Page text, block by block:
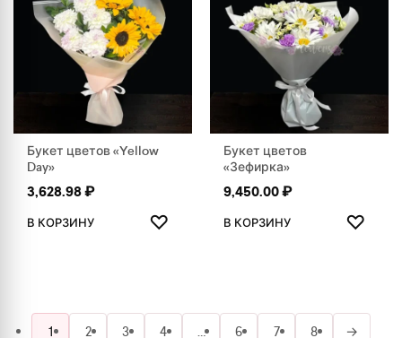
Букет цветов «Yellow
Day»
3,628.98₽
В КОРЗИНУ ♡
ДОБАВИТЬ В ИЗБРАННОЕ
Букет цветов
«Зефирка»
9,450.00₽
В КОРЗИНУ ♡
1 2 3 4 … 6 7 8 →